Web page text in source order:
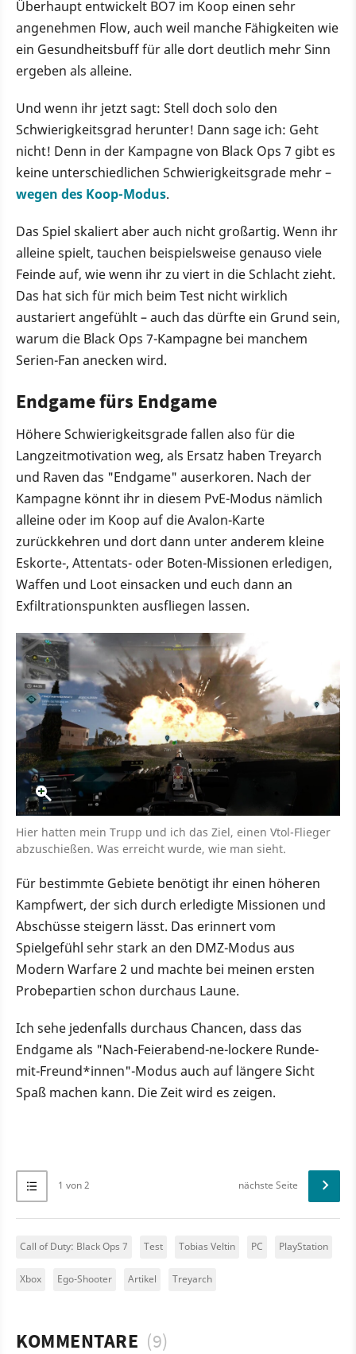
Überhaupt entwickelt BO7 im Koop einen sehr
angenehmen Flow, auch weil manche Fähigkeiten wie
ein Gesundheitsbuff für alle dort deutlich mehr Sinn
ergeben als alleine.
Und wenn ihr jetzt sagt: Stell doch solo den
Schwierigkeitsgrad herunter! Dann sage ich: Geht
nicht! Denn in der Kampagne von Black Ops 7 gibt es
keine unterschiedlichen Schwierigkeitsgrade mehr –
wegen des Koop-Modus.
Das Spiel skaliert aber auch nicht großartig. Wenn ihr
alleine spielt, tauchen beispielsweise genauso viele
Feinde auf, wie wenn ihr zu viert in die Schlacht zieht.
Das hat sich für mich beim Test nicht wirklich
austariert angefühlt – auch das dürfte ein Grund sein,
warum die Black Ops 7-Kampagne bei manchem
Serien-Fan anecken wird.
Endgame fürs Endgame
Höhere Schwierigkeitsgrade fallen also für die
Langzeitmotivation weg, als Ersatz haben Treyarch
und Raven das "Endgame" auserkoren. Nach der
Kampagne könnt ihr in diesem PvE-Modus nämlich
alleine oder im Koop auf die Avalon-Karte
zurückkehren und dort dann unter anderem kleine
Eskorte-, Attentats- oder Boten-Missionen erledigen,
Waffen und Loot einsacken und euch dann an
Exfiltrationspunkten ausfliegen lassen.
Hier hatten mein Trupp und ich das Ziel, einen Vtol-Flieger
abzuschießen. Was erreicht wurde, wie man sieht.
Für bestimmte Gebiete benötigt ihr einen höheren
Kampfwert, der sich durch erledigte Missionen und
Abschüsse steigern lässt. Das erinnert vom
Spielgefühl sehr stark an den DMZ-Modus aus
Modern Warfare 2 und machte bei meinen ersten
Probepartien schon durchaus Laune.
Ich sehe jedenfalls durchaus Chancen, dass das
Endgame als "Nach-Feierabend-ne-lockere Runde-
mit-Freund*innen"-Modus auch auf längere Sicht
Spaß machen kann. Die Zeit wird es zeigen.
1 von 2 nächste Seite
Call of Duty: Black Ops 7 Test Tobias Veltin PC PlayStation
Xbox Ego-Shooter Artikel Treyarch
KOMMENTARE (9)